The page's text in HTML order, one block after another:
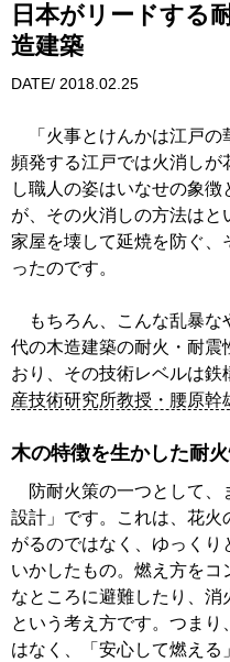
日本がリードする
造建築
DATE/ 2018.02.25
「火事とけんかは江戸の
頻発する江戸では火消しが
し職人の姿はいなせの象
が、その火消しの方法はと
家屋を壊して延焼を防ぐ
ったのです。
もちろん、こんな乱暴な
代の木造建築の耐火・耐震
おり、その技術レベルは鉄
産技術研究所教授・腰原幹
木の特徴を生かした耐
防耐火策の一つとして、
設計」です。これは、花
がるのではなく、ゆっく
いかしたもの。燃え方を
なところに避難したり、消
という考え方です。つま
はなく、「安心して燃える